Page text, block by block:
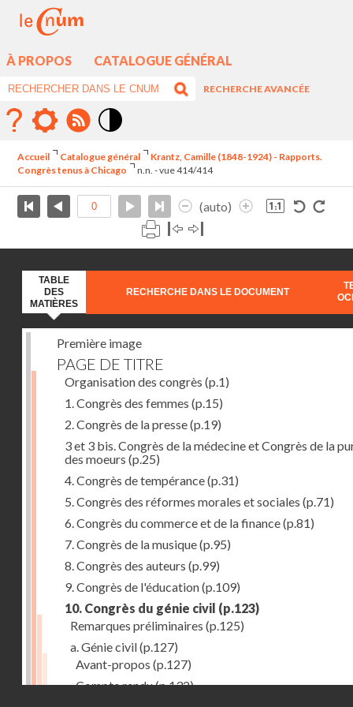
À PROPOS CATALOGUE GÉNÉRAL
RECHERCHE AVANCÉE
élévé
Accueil Catalogue général
Krantz, Camille (1848-1924) - Rapports.
Congrès tenus à Chicago
n.n. - vue 414/414
(auto)
TABLE
DES
MATIÈRES
RECHERCHE DANS LE DOCUMENT
Première image
PAGE DE TITRE
Organisation des congrès (p.1)
1. Congrès des femmes (p.15)
2. Congrès de la presse(p.19)
3 et 3 bis. Congrès de la médecine et Congrès de la
des moeurs (p.25)
4. Congrès de tempérance(p.31)
5. Congrès des réformes morales et sociales (p.71)
6. Congrès du commerce et de la finance(p.81)
7. Congrès de la musique(p.95)
8. Congrès des auteurs (p.99)
9. Congrès de l'éducation(p.109)
10. Congrès du génie civil (p.123)
Remarques préliminaires (p.125)
a. Génie civil(p.127)
Avant-propos (p.127)
Compte rendu(p.132)